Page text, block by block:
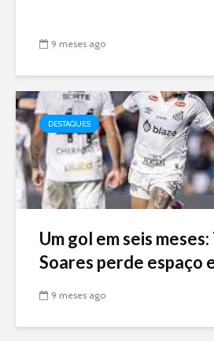
9 meses ago
DESTAQUES
Um gol em seis
Soares perde espaço
9 meses ago